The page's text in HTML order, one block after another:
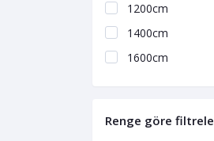
1200cm
1400cm
1600cm
Renge göre filtrele